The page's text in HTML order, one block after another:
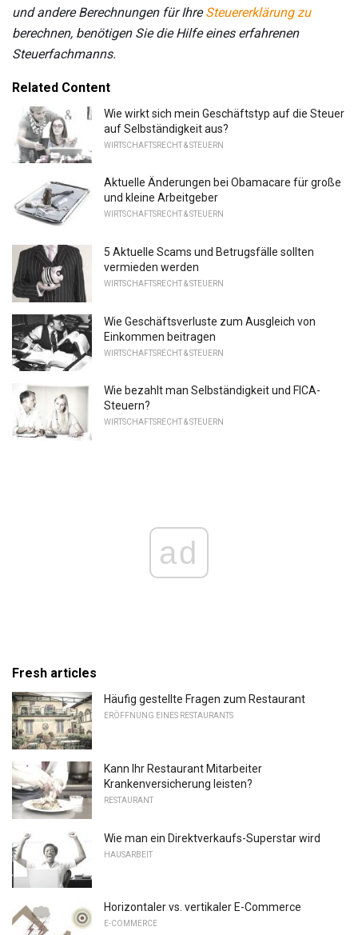
und andere Berechnungen für IhreSteuererklärung zu
berechnen, benötigen Sie die Hilfe eines erfahrenen
Steuerfachmanns.
Related Content
Wie wirkt sich mein Geschäftstyp auf die Steuer
auf Selbständigkeit aus?
WIRTSCHAFTSRECHT & STEUERN
Aktuelle Änderungen bei Obamacare für große
und kleine Arbeitgeber
WIRTSCHAFTSRECHT & STEUERN
5 Aktuelle Scams und Betrugsfälle sollten
vermieden werden
WIRTSCHAFTSRECHT & STEUERN
Wie Geschäftsverluste zum Ausgleich von
Einkommen beitragen
WIRTSCHAFTSRECHT & STEUERN
Wie bezahlt man Selbständigkeit und FICA-
Steuern?
WIRTSCHAFTSRECHT & STEUERN
ad
Fresh articles
Häufig gestellte Fragen zum Restaurant
ERÖFFNUNG EINES RESTAURANTS
Kann Ihr Restaurant Mitarbeiter
Krankenversicherung leisten?
RESTAURANT
Wie man ein Direktverkaufs-Superstar wird
HAUSARBEIT
Horizontaler vs. vertikaler E-Commerce
E-COMMERCE